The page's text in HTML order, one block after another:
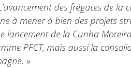
des frégates de la
à mener à bien des projets
lancement de la Cunha
PFCT, mais aussi la
»